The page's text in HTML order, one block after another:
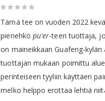
Rating:
0%
Tämä tee on vuoden 2022
pienehkö pu'er-teen tuottaja,
on maineikkaan Guafeng-
tuottajan mukaan poimittu
perinteiseen tyyliin käyttäen
melko helppo erottaa lehtiä